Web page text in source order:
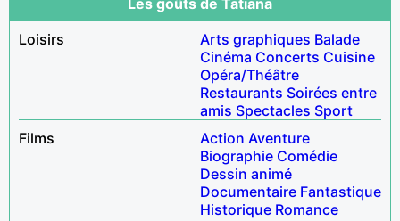
Loisirs
Arts graphiques Balade
Cinéma Concerts Cuisine
Opéra/Théâtre
Restaurants Soirées entre
amis Spectacles Sport
Films
Action Aventure
Biographie Comédie
Dessin animé
Documentaire Fantastique
Historique Romance